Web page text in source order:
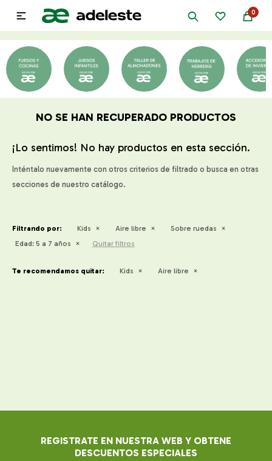
0

NO SE HAN RECUPERADO PRODUCTOS
¡Lo sentimos! No hay productos en esta sección.
Inténtalo nuevamente con otros criterios de filtrado o busca en otras
secciones de nuestro catálogo.
Filtrando por: Kids Aire libre
Sobre ruedas
Edad: 5 a 7 años Quitar filtros
Te recomendamos quitar: Kids Aire libre
REGISTRATE EN NUESTRA WEB Y OBTENE
DESCUENTOS ESPECIALES